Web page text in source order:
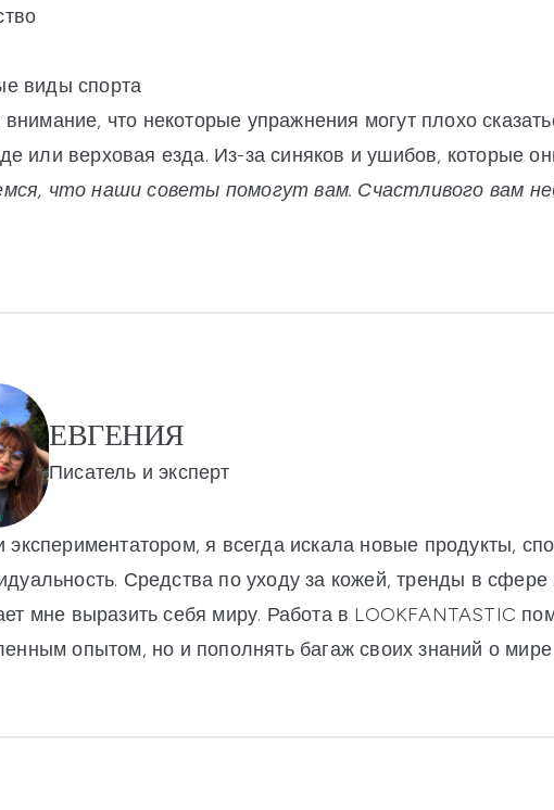
виды спорта
внимание, что некоторые упражнения могут плохо
или верховая езда. Из-за синяков и ушибов, которые
что наши советы помогут вам. Счастливого вам
ЕВГЕНИЯ
Писатель и эксперт
экспериментатором, я всегда искала новые продукты,
Средства по уходу за кожей, тренды в
мне выразить себя миру. Работа в LOOKFANTASTIC
опытом, но и пополнять багаж своих знаний о